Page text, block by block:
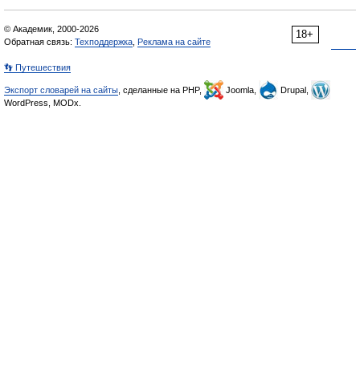
18+
© Академик, 2000-2026
Обратная связь: Техподдержка Реклама на сайте
👣 Путешествия
Экспорт словарей на сайты , сделанные на PHP, Joomla,
Drupal,
WordPress, MODx.